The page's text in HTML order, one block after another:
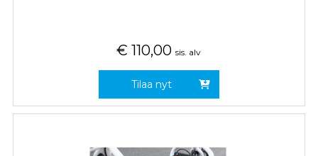
€ 110,00 sis. alv
Tilaa nyt